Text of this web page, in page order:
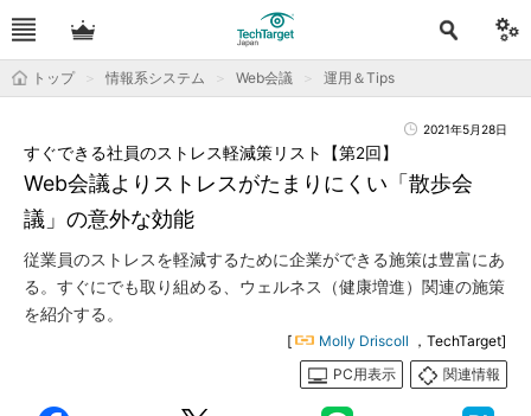
トップ 情報系システム Web会議 運用＆Tips
2021年5月28日
Web会議よりストレスがたまりにくい「散歩会
議」の意外な効能
すぐできる社員のストレス軽減策リスト【第2回】
従業員のストレスを軽減するために企業ができる施策は豊富にあ
る。すぐにでも取り組める、ウェルネス（健康増進）関連の施策
を紹介する。
[ Molly Driscoll ，TechTarget]
PC用表示
関連情報